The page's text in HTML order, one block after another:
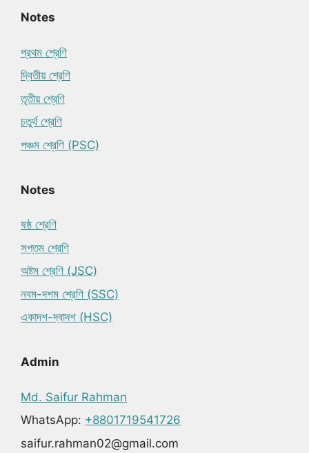
Notes
প্রথম শ্রেণি
দ্বিতীয় শ্রেণি
তৃতীয় শ্রেণি
চতুর্থ শ্রেণি
পঞ্চম শ্রেণি (PSC)
Notes
ষষ্ঠ শ্রেণি
সপ্তম শ্রেণি
অষ্টম শ্রেণি (JSC)
নবম-দশম শ্রেণি (SSC)
একাদশ-দ্বাদশ (HSC)
Admin
Md. Saifur Rahman
WhatsApp: +8801719541726
saifur.rahman02@gmail.com